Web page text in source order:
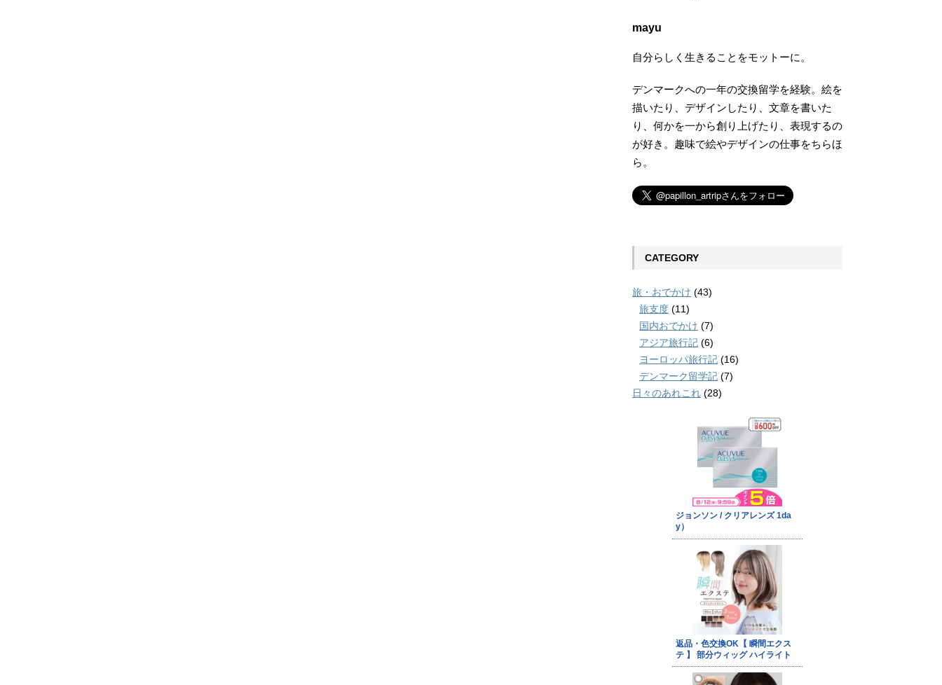
mayu
自分らしく生きることをモットーに。
デンマークへの一年の交換留学を経験。絵を
描いたり、デザインしたり、文章を書いた
り、何かを一から創り上げたり、表現するの
が好き。趣味で絵やデザインの仕事をちらほ
ら。
CATEGORY
旅・おでかけ (43)
旅支度 (11)
国内おでかけ (7)
アジア旅行記 (6)
ヨーロッパ旅行記 (16)
デンマーク留学記 (7)
日々のあれこれ (28)